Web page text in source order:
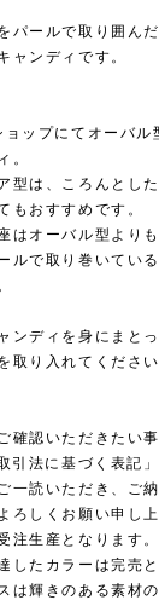
パールで取り囲んだ
ャンディです。
ップにてオーバ
。
型は、ころんとし
もおすすめです。
はオーバル型より
ルで取り巻いてい
ンディを身にまと
取り入れてください
確認いただきたい
引法に基づく表記
一読いただき、ご
ろしくお願い申し上
注生産となります
したカラーは完売と
は輝きのある素材